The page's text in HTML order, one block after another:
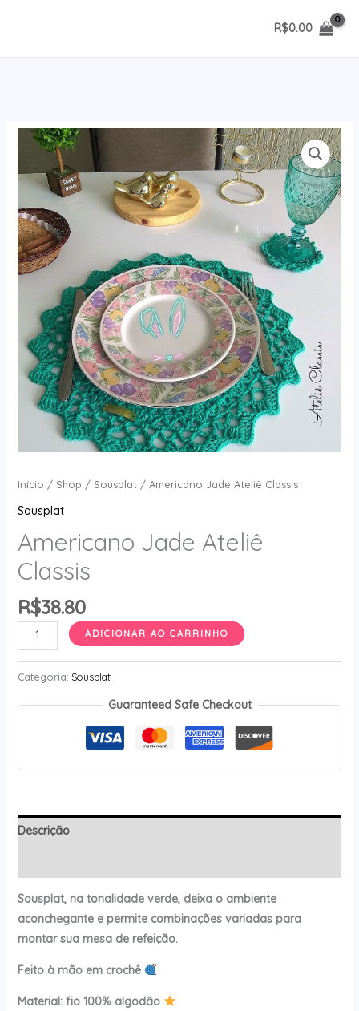
R$0.00
Início / Shop / Sousplat/ Americano Jade Ateliê Classis
Sousplat
Americano Jade Ateliê
Classis
R$38.80
Americano
Jade
Ateliê
quantidade
ADICIONAR AO CARRINHO
Categoria: Sousplat
Guaranteed Safe Checkout
Descrição
Sousplat, na tonalidade verde, deixa o ambiente
aconchegante e permite combinações variadas para
montar sua mesa de refeição.
Feito à mão em crochê
Material: fio 100% algodão